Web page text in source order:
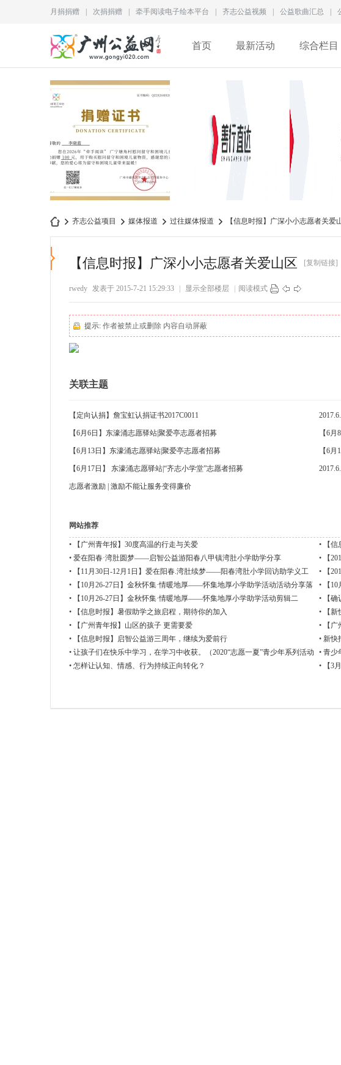
月捐捐赠 次捐捐赠 牵手阅读电子绘本平台 齐志公益视频 公益歌曲汇总
首页 最新活动 综合栏目
李晓蓝捐赠证书
58 1
徐家良深度访谈：拆解新
83 0
一家5A级
125
齐志公益项目 媒体报道 过往媒体报道 【信息时报】广深小小志愿者关爱
【信息时报】广深小小志愿者关爱山区 [复制链接]
rwedy 发表于 2015-7-21 15:29:33 显示全部楼层 阅读模式
提示: 作者被禁止或删除 内容自动屏蔽
关联主题
【定向认捐】詹宝虹认捐证书2017C0011
【6月6日】东濠涌志愿驿站|聚爱亭志愿者招募 【6
【6月13日】东濠涌志愿驿站|聚爱亭志愿者招募 【6
【6月17日】 东濠涌志愿驿站|“齐志小学堂”志愿者招募
志愿者激励 | 激励不能让服务变得廉价
网站推荐
• 【广州青年报】30度高温的行走与关爱 •
【
• 爱在阳春·湾肚圆梦——启智公益游阳春八甲镇湾肚小学助学分享 •
【
•
【11月30日-12月1日】爱在阳春.湾肚续梦——阳春湾肚小学回访助学义工
【确认名单】
•
【
•
【10月26-27日】金秋怀集·情暖地厚——怀集地厚小学助学活动活动分享落
户第五组
•
【
•
【10月26-27日】金秋怀集·情暖地厚——怀集地厚小学助学活动剪辑二 •
【
学助
• 【信息时报】暑假助学之旅启程，期待你的加入 •
【
•
【广州青年报】山区的孩子 更需要爱 •
【
•
【信息时报】启智公益游三周年，继续为爱前行 • 新快
• 让孩子们在快乐中学习，在学习中收获。（2020“志愿一夏”青少年系列活动
第16期分享）
• 青少
• 怎样让认知、情感、行为持续正向转化？ • 【3